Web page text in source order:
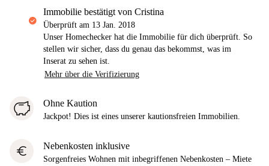
Immobilie bestätigt von Cristina
Überprüft am 13 Jan. 2018
Unser Homechecker hat die Immobilie für dich überprüft. So
stellen wir sicher, dass du genau das bekommst, was im
Inserat zu sehen ist.
Mehr über die Verifizierung
Ohne Kaution
Jackpot! Dies ist eines unserer kautionsfreien Immobilien.
euro Nebenkosten inklusive
Sorgenfreies Wohnen mit inbegriffenen Nebenkosten – Miete